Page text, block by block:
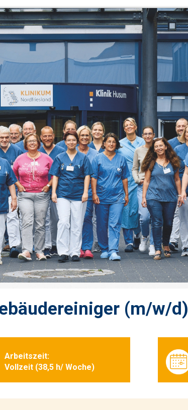
(m/w/d)
Arbeitszeit:
Vollzeit (38,5 h/ Woche)